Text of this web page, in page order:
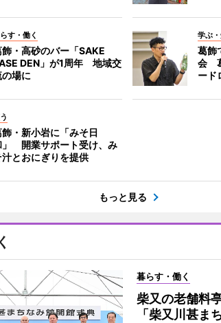
す・働く
飾・高砂のバー「SAKE
DEN」が1周年 地域交
の場に
学ぶ
葛飾
会
ード
飾・新小岩に「みそ日
」 開業サポート受け、み
汁とおにぎりを提供
もっと見る
暮らす・働く
柴又の老舗料
「柴又川甚